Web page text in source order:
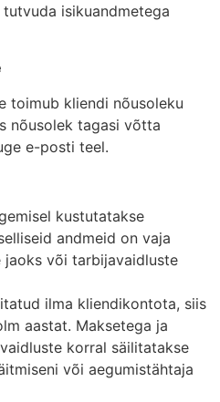
isikuandmetega
toimub kliendi nõusoleku
nõusolek tagasi võtta
e-posti teel.
kustutatakse
andmeid on vaja
jaoks või tarbijavaidluste
ilma kliendikontota, siis
aastat. Maksetega ja
korral säilitatakse
või aegumistähtaja